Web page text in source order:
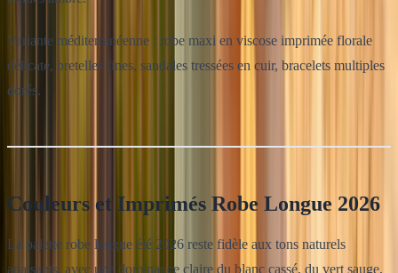
Variante méditerranéenne : robe maxi en viscose imprimée florale
délicate, bretelles fines, sandales tressées en cuir, bracelets multiples
dorés.
Couleurs et Imprimés Robe Longue 2026
La palette robe longue été 2026 reste fidèle aux tons naturels
apaisants, avec une dominance claire du blanc cassé, du vert sauge,